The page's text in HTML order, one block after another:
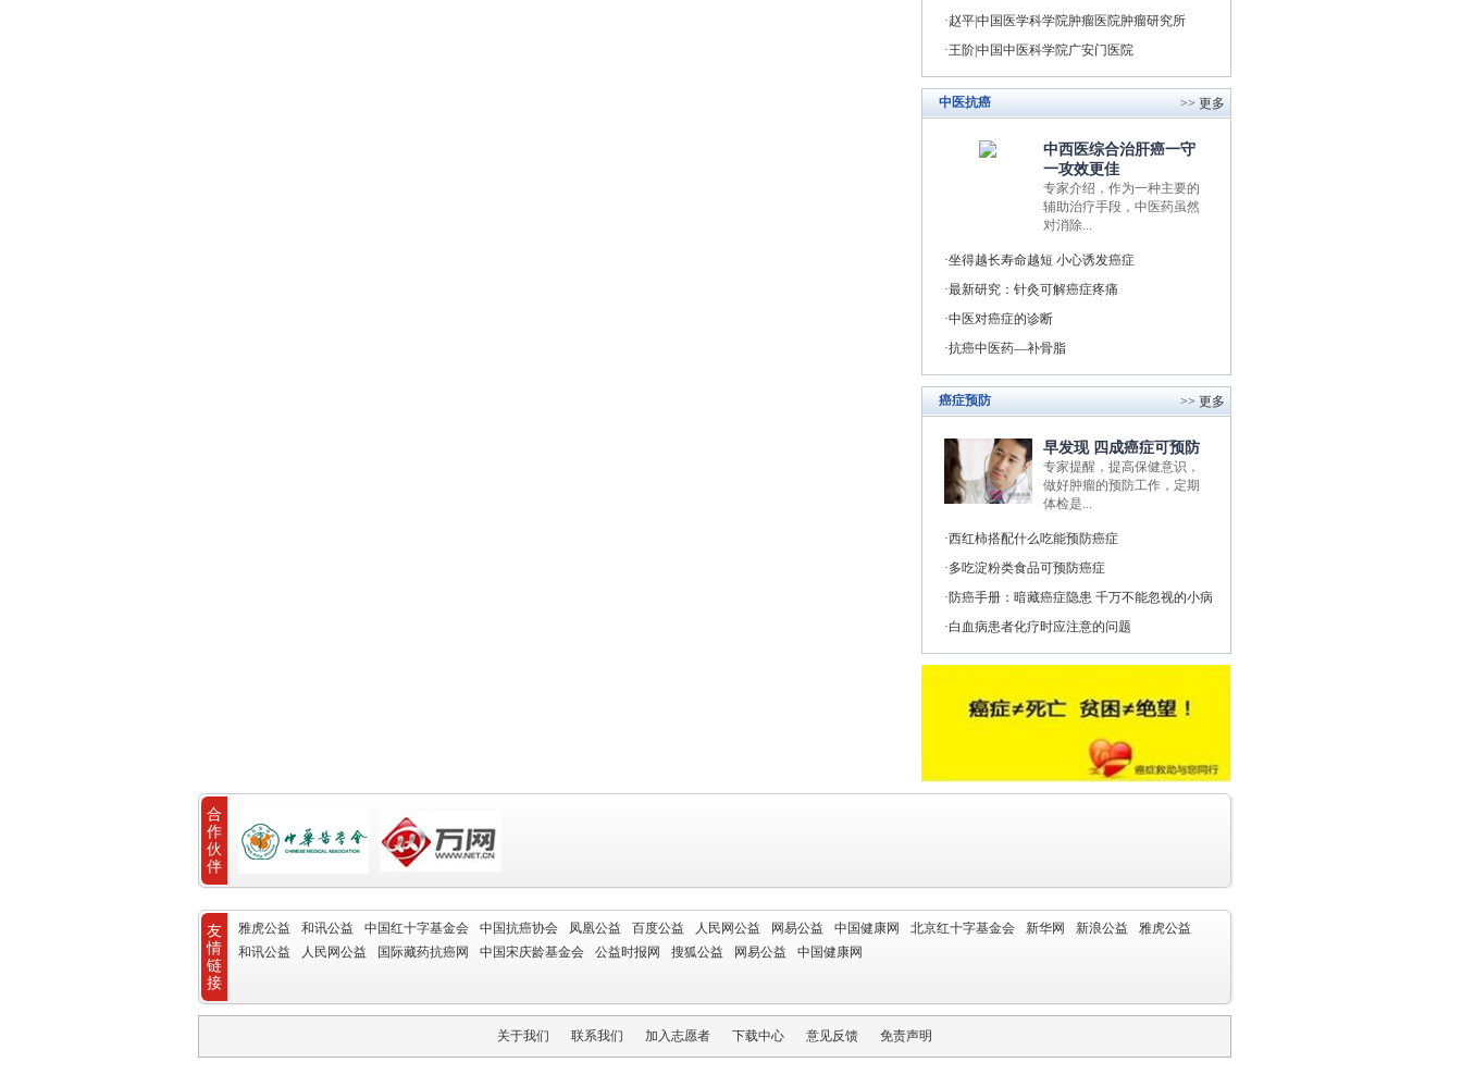
赵平|中国医学科学院肿瘤医院肿瘤研究所
王阶|中国中医科学院广安门医院
中医抗癌 >> 更多
中西医综合治肝癌一守
一攻效更佳
专家介绍，作为一种主要的
辅助治疗手段，中医药虽然
对消除...
坐得越长寿命越短 小心诱发癌症
最新研究：针灸可解癌症疼痛
中医对癌症的诊断
抗癌中医药—补骨脂
癌症预防 >> 更多
早发现 四成癌症可预防
专家提醒，提高保健意识，
做好肿瘤的预防工作，定期
体检是...
西红柿搭配什么吃能预防癌症
多吃淀粉类食品可预防癌症
防癌手册：暗藏癌症隐患 千万不能忽视的小病
白血病患者化疗时应注意的问题
合
作
伙
伴
友
情
链
接
雅虎公益 和讯公益 中国红十字基金会 中国抗癌协会 凤凰公益 百度公益 人民网公益 网易公益 中国健康网 北京红十字基金会 新华网 新浪公益
雅虎公益
和讯公益
人民网公益 国际藏药抗癌网 中国宋庆龄基金会 公益时报网 搜狐公益 网易公益 中国健康网
关于我们 联系我们 加入志愿者 下载中心 意见反馈 免责声明